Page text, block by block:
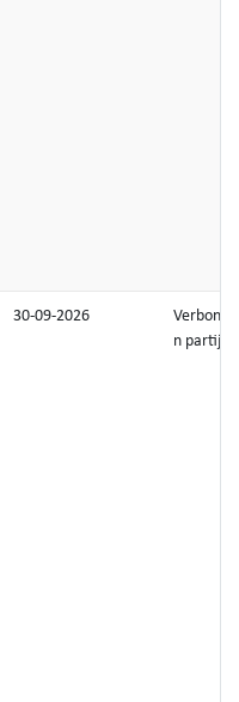
30-09-2026
Verbonde
n partijen